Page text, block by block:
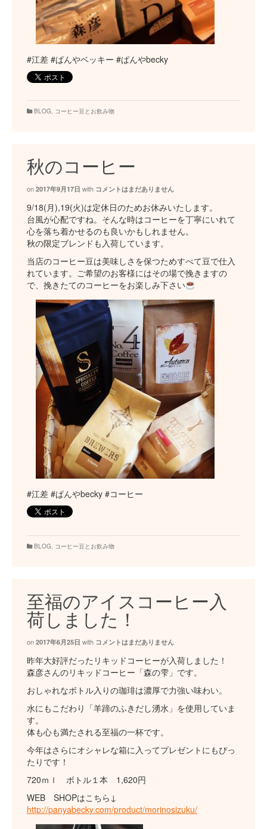
#江差 #ぱんやベッキー #ぱんやbecky
BLOG, コーヒー豆とお飲み物
秋のコーヒー
on 2017年9月17日 with コメントはまだありません
9/18(月),19(火)は定休日のためお休みいたします。
台風が心配ですね。そんな時はコーヒーを丁寧にいれて
心を落ち着かせるのも良いかもしれません。
秋の限定ブレンドも入荷しています。
当店のコーヒー豆は美味しさを保つためすべて豆で仕入
れています。ご希望のお客様にはその場で挽きますの
で、挽きたてのコーヒーをお楽しみ下さい
#江差 #ぱんやbecky #コーヒー
BLOG, コーヒー豆とお飲み物
至福のアイスコーヒー入
荷しました！
on 2017年6月25日 with コメントはまだありません
昨年大好評だったリキッドコーヒーが入荷しました！
森彦さんのリキッドコーヒー「森の雫」です。
おしゃれなボトル入りの珈琲は濃厚で力強い味わい。
水にもこだわり「羊蹄のふきだし湧水」を使用していま
す。
体も心も満たされる至福の一杯です。
今年はさらにオシャレな箱に入ってプレゼントにもぴっ
たりです！
720ｍｌ ボトル１本 1,620円
WEB SHOPはこちら↓
http://panyabecky.com/product/morinosizuku/